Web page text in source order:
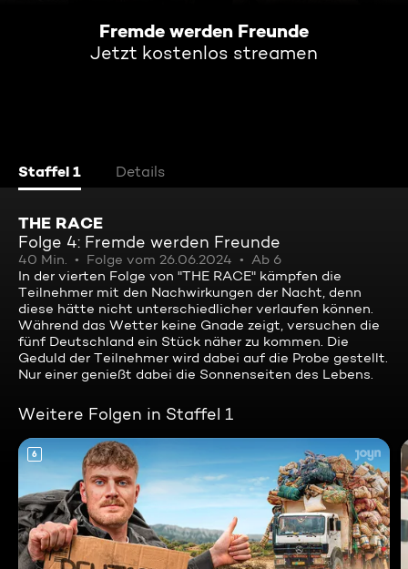
Fremde werden Freunde
Jetzt kostenlos streamen
Staffel 1 Details
THE RACE
Folge 4: Fremde werden Freunde
40 Min. Folge vom 26.06.2024
Ab 6
In der vierten Folge von "THE RACE" kämpfen die
Teilnehmer mit den Nachwirkungen der Nacht, denn
diese hätte nicht unterschiedlicher verlaufen können.
Während das Wetter keine Gnade zeigt, versuchen die
fünf Deutschland ein Stück näher zu kommen. Die
Geduld der Teilnehmer wird dabei auf die Probe gestellt.
Nur einer genießt dabei die Sonnenseiten des Lebens.
Weitere Folgen in Staffel 1
6